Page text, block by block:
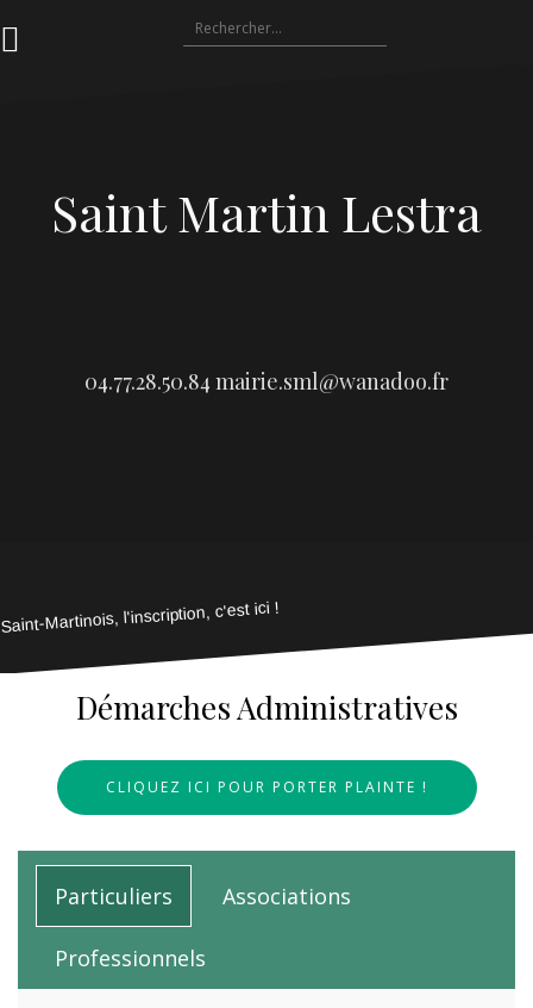
au
Rechercher :
Saint Martin Lestra
04.77.28.50.84 mairie.sml@wanadoo.fr
Saint-Martinois, l'inscription, c'est ici !
Démarches Administratives
CLIQUEZ ICI POUR PORTER PLAINTE !
Particuliers Associations
Professionnels